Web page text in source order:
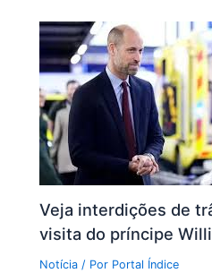
Veja interdições de
visita do príncipe
Notícia / Por Portal Índice